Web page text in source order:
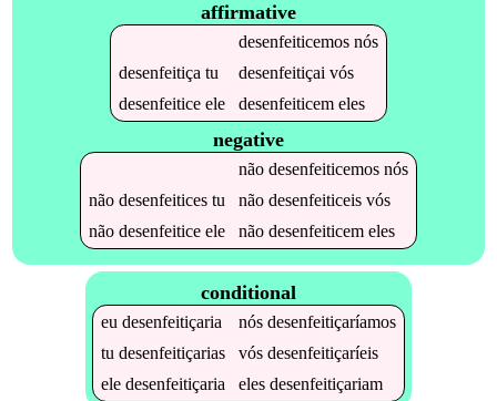
affirmative
desenfeiticemosnós
desenfeitiça tu desenfeitiçai vós
desenfeiticeele desenfeiticemeles
negative
não desenfeiticemosnós
não desenfeiticestu não desenfeiticeisvós
não desenfeiticeele não desenfeiticemeles
conditional
eu desenfeitiçaria nós desenfeitiçaríamos
tu desenfeitiçarias vós desenfeitiçaríeis
ele desenfeitiçaria eles desenfeitiçariam